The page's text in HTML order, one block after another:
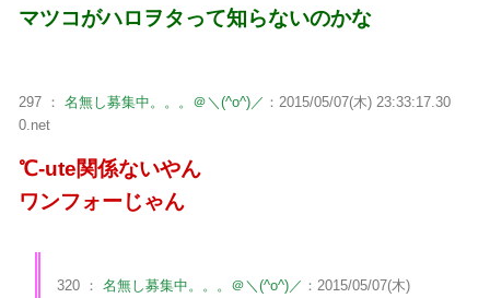
マツコがハロヲタって知らないのかな
297 ： 名無し募集中。。。＠＼(^o^)／ ：2015/05/07(木) 23:33:17.30
0.net
℃-ute関係ないやん
ワンフォーじゃん
320 ： 名無し募集中。。。＠＼(^o^)／ ：2015/05/07(木)